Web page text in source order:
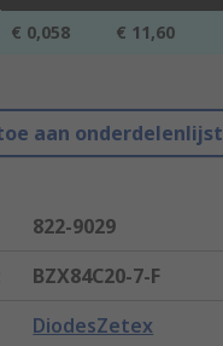
€ 0,058 € 11,60
aan onderdelenlijst
822-9029
BZX84C20-7-F
DiodesZetex